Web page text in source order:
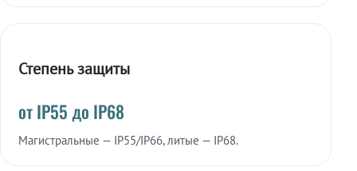
Степень защиты
от IP55 до IP68
Магистральные — IP55/IP66, литые — IP68.